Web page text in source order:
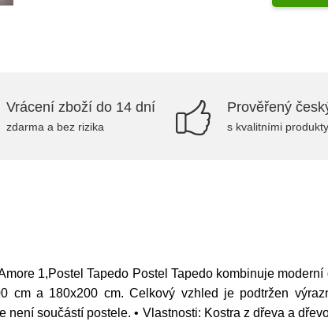
Vrácení zboží do 14 dní
zdarma a bez rizika
Prověřený
s kvalitními produkty
1,Postel Tapedo Postel Tapedo kombinuje
cm a 180x200 cm. Celkový vzhled je podtržen
není součástí postele. • Vlastnosti: Kostra z dřeva a